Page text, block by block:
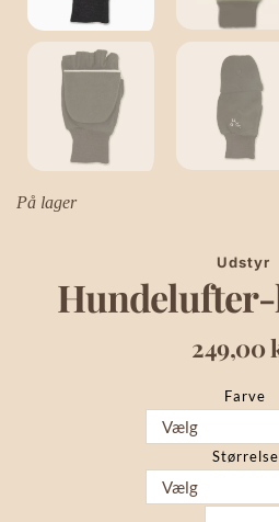
På lager
Udstyr
249,00
Farve
Størrelse